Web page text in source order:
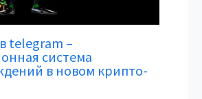
telegram –
система
в новом крипто-